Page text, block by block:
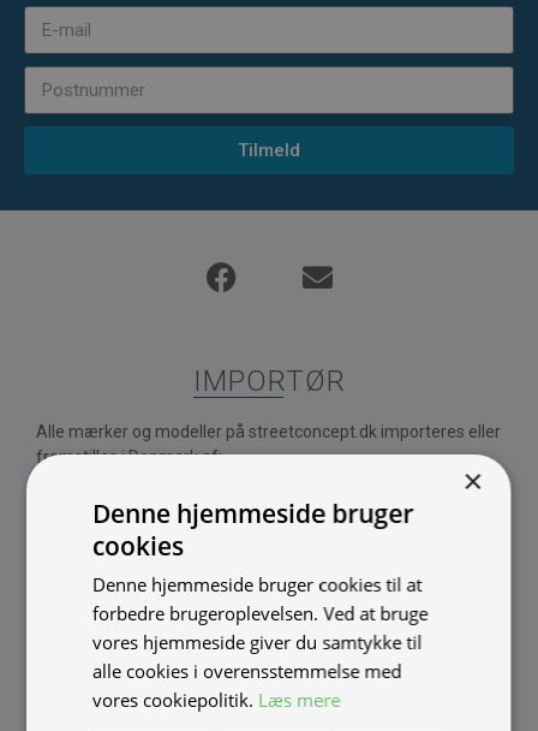
Tilmeld
IMPORTØR
Alle mærker og modeller på streetconcept.dk importeres eller
fremstilles i Danmark af:
Thomas Møller Pedersen Aps.
Elmevej 18, Glyngøre 7870 Roslev
info@tmp.dk
+45 97 74 07 33
tmp.dk
CVR: 29625425
×
Denne hjemmeside bruger
cookies
Denne hjemmeside bruger cookies til at
forbedre brugeroplevelsen. Ved at bruge
vores hjemmeside giver du samtykke til
alle cookies i overensstemmelse med
vores cookiepolitik. Læs mere